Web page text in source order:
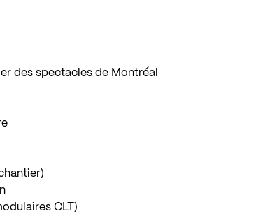
des spectacles de Montréal
CLT)